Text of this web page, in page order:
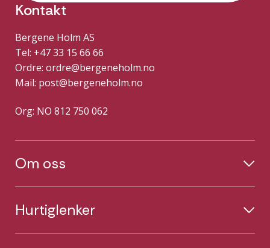
Kontakt
Bergene Holm AS
Tel: +47 33 15 66 66
Ordre: ordre@bergeneholm.no
Mail: post@bergeneholm.no
Org: NO 812 750 062
Om oss
Hurtiglenker